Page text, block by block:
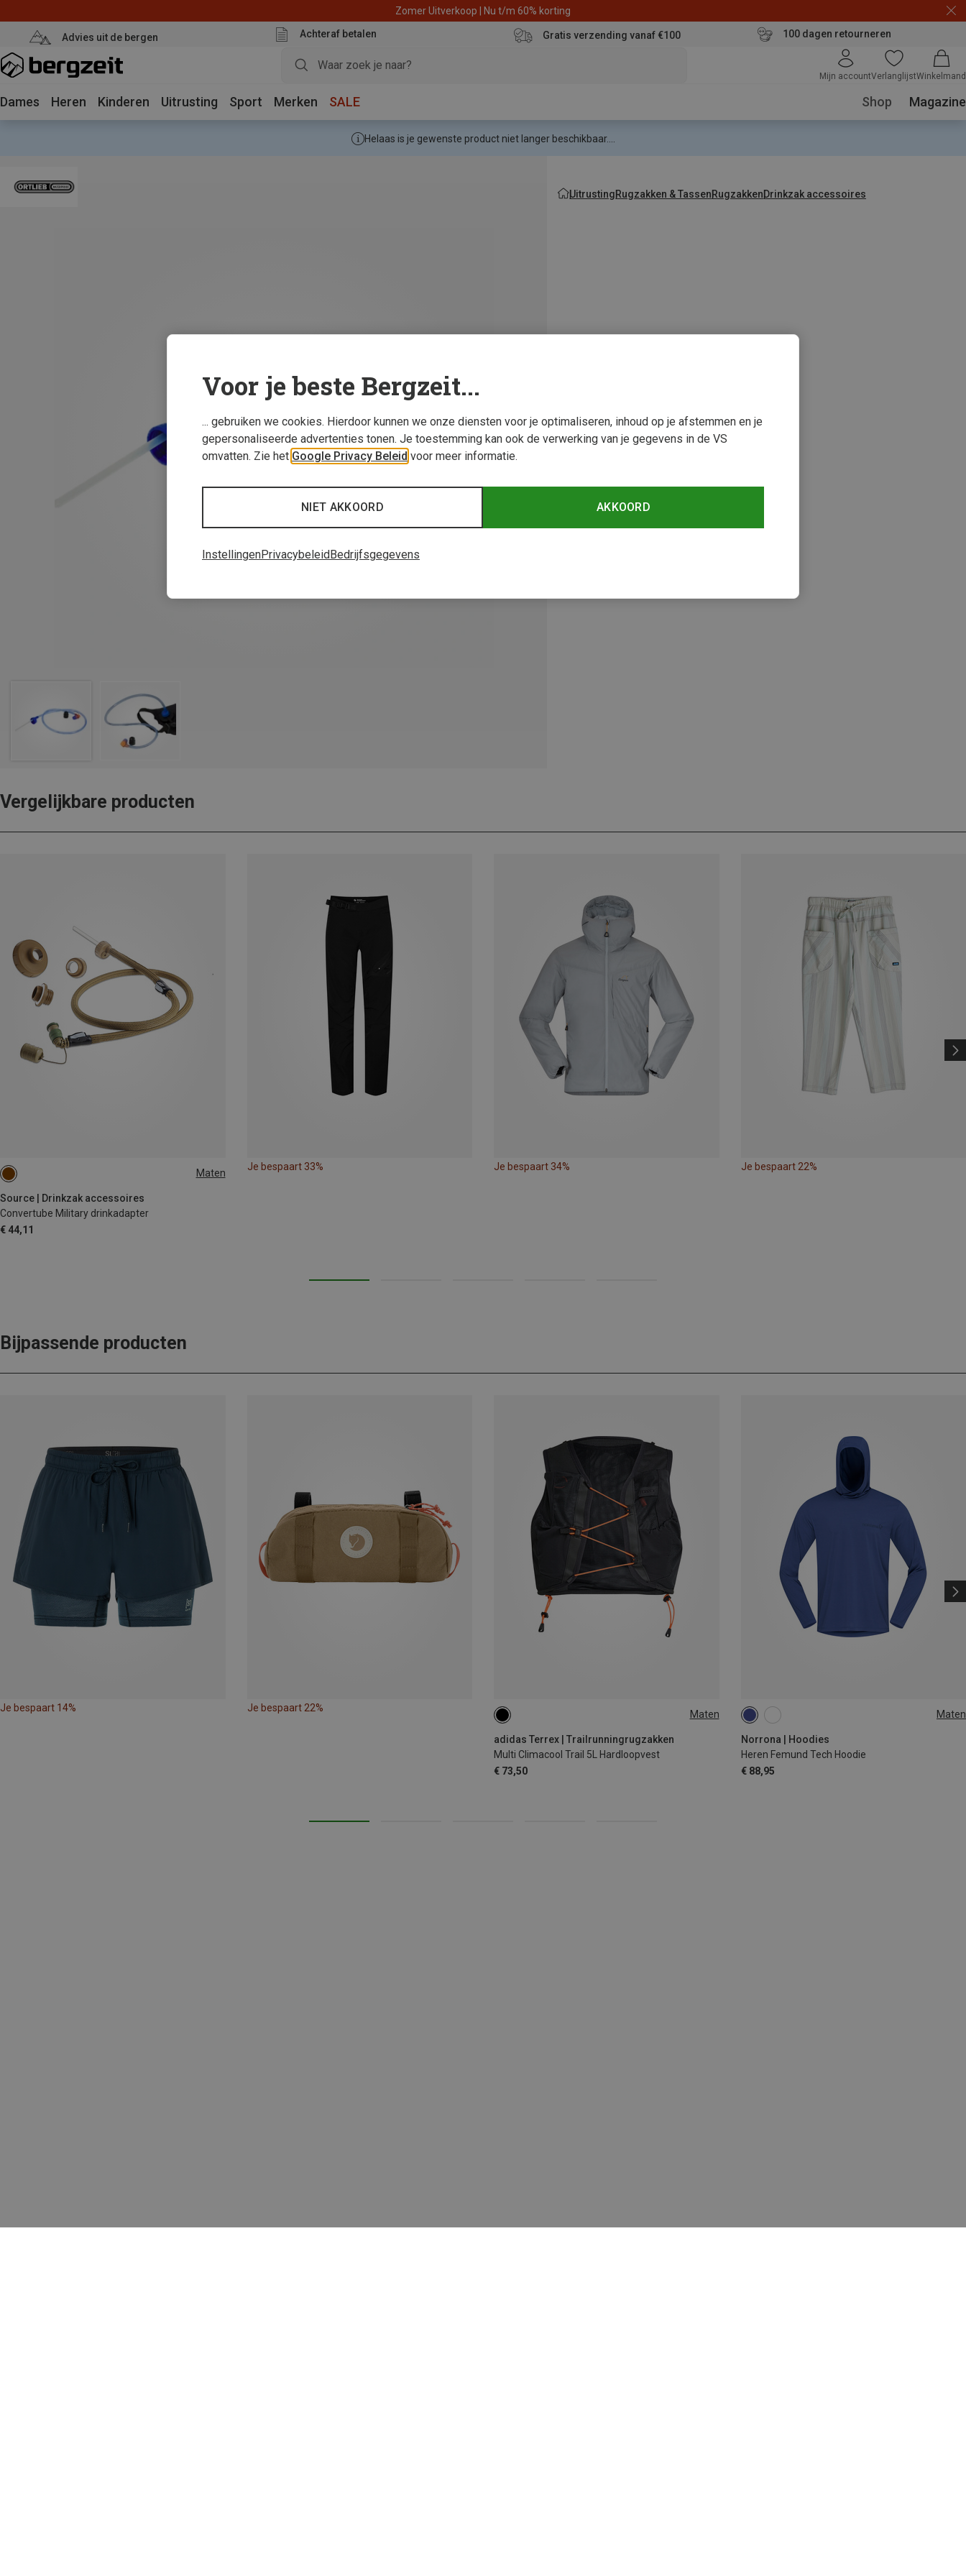
Zomer Uitverkoop | Nu t/m 60% korting
Advies uit de bergen Achteraf betalen Gratis verzending vanaf €100 100 dagen retourneren
Mijn accountVerlanglijstWinkelmand
Dames Heren Kinderen Uitrusting Sport Merken SALE Shop Magazine
Helaas is je gewenste product niet langer beschikbaar....
UitrustingRugzakken & TassenRugzakkenDrinkzak accessoires
Vergelijkbare producten
Maten
Source | Drinkzak accessoires
Convertube Military drinkadapter
€ 44,11
ONE SIZE
Je bespaart 33% Je bespaart 34% Je bespaart 22%
Bijpassende producten
Je bespaart 14% Je bespaart 22%
Maten
adidas Terrex | Trailrunningrugzakken
Multi Climacool Trail 5L Hardloopvest
€ 73,50
5L | M Maten
Norrona | Hoodies
Heren Femund Tech Hoodie
€ 88,95
M L
Voor je beste Bergzeit...
... gebruiken we cookies. Hierdoor kunnen we onze diensten voor je optimaliseren, inhoud op je afstemmen en je
gepersonaliseerde advertenties tonen. Je toestemming kan ook de verwerking van je gegevens in de VS
omvatten. Zie het Google Privacy Beleid voor meer informatie.
AKKOORD
NIET AKKOORD
InstellingenPrivacybeleidBedrijfsgegevens